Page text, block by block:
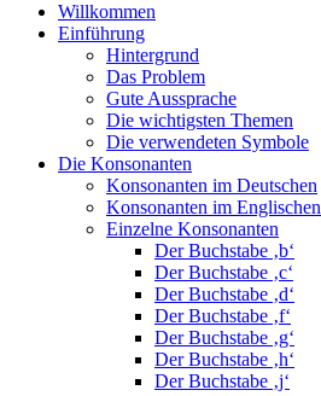
Willkommen
Einführung
Hintergrund
Das Problem
Gute Aussprache
Die wichtigsten Themen
Die verwendeten Symbole
Die Konsonanten
Konsonanten im Deutschen
Konsonanten im Englischen
Einzelne Konsonanten
Der Buchstabe ‚b‘
Der Buchstabe ‚c‘
Der Buchstabe ‚d‘
Der Buchstabe ‚f‘
Der Buchstabe ‚g‘
Der Buchstabe ‚h‘
Der Buchstabe ‚j‘